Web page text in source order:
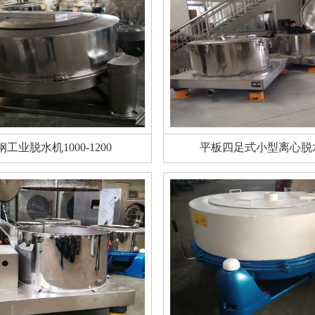
工业脱水机1000-1200 平板四足式小型离心脱